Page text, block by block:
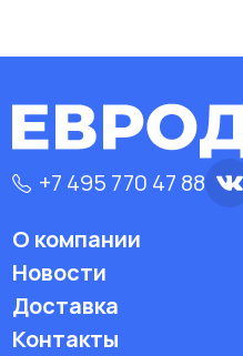
+7 495 770 47 88
О компании
Новости
Доставка
Контакты